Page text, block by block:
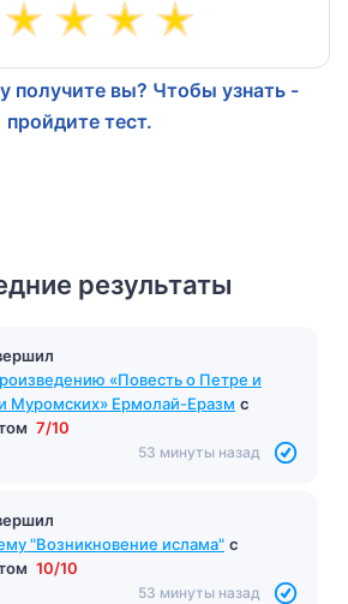
получите вы? Чтобы узнать -
пройдите тест.
результаты
«Повесть о Петре и
Муромских» Ермолай-Еразм с
7/10
53 минуты назад
"Возникновение ислама" с
10/10
53 минуты назад